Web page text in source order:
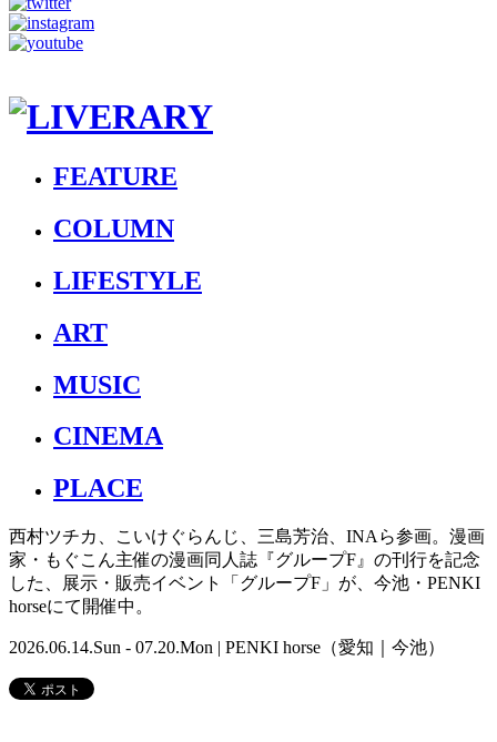
FEATURE
COLUMN
LIFESTYLE
ART
MUSIC
CINEMA
PLACE
西村ツチカ、こいけぐらんじ、三島芳治、INAら参画。漫画
家・もぐこん主催の漫画同人誌『グループF』の刊行を記念
した、展示・販売イベント「グループF」が、今池・PENKI
horseにて開催中。
2026.06.14.Sun - 07.20.Mon | PENKI horse（愛知｜今池）